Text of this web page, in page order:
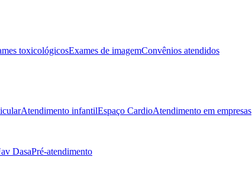
toxicológicosExames de imagemConvênios atendidos
Atendimento infantilEspaço CardioAtendimento em empresas
DasaPré-atendimento